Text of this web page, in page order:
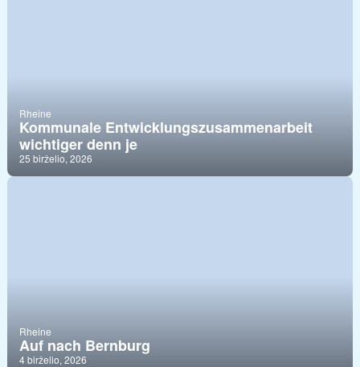
Rheine
Kommunale Entwicklungszusammenarbeit
wichtiger denn je
25 birželio, 2026
Rheine
Auf nach Bernburg
4 birželio, 2026